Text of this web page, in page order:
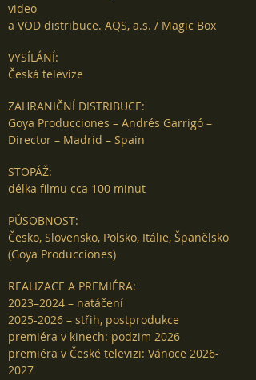
video
a VOD distribuce. AQS, a.s. / Magic Box
VYSÍLÁNÍ:
Česká televize
ZAHRANIČNÍ DISTRIBUCE:
Goya Producciones – Andrés Garrigó –
Director – Madrid – Spain
STOPÁŽ:
délka filmu cca 100 minut
PŮSOBNOST:
Česko, Slovensko, Polsko, Itálie, Španělsko
(Goya Producciones)
REALIZACE A PREMIÉRA:
2023–2024 – natáčení
2025-2026 – střih, postprodukce
premiéra v kinech: podzim 2026
premiéra v České televizi: Vánoce 2026-
2027